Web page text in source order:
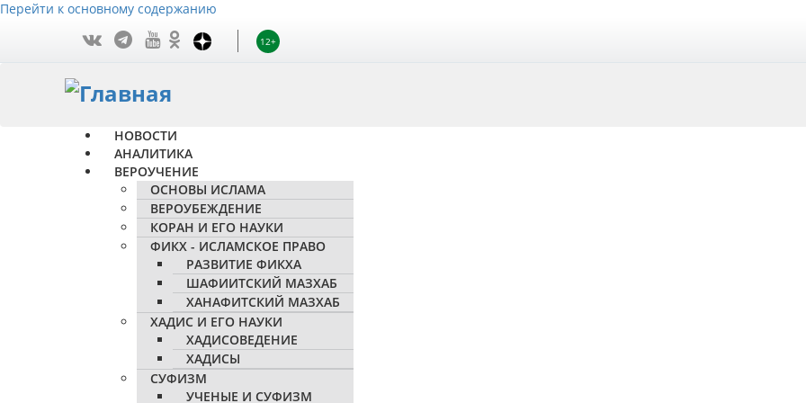
Перейти к основному содержанию
12+
НОВОСТИ
АНАЛИТИКА
ВЕРОУЧЕНИЕ
ОСНОВЫ ИСЛАМА
ВЕРОУБЕЖДЕНИЕ
КОРАН И ЕГО НАУКИ
ФИКХ - ИСЛАМСКОЕ ПРАВО
РАЗВИТИЕ ФИКХА
ШАФИИТСКИЙ МАЗХАБ
ХАНАФИТСКИЙ МАЗХАБ
ХАДИС И ЕГО НАУКИ
ХАДИСОВЕДЕНИЕ
ХАДИСЫ
СУФИЗМ
УЧЕНЫЕ И СУФИЗМ